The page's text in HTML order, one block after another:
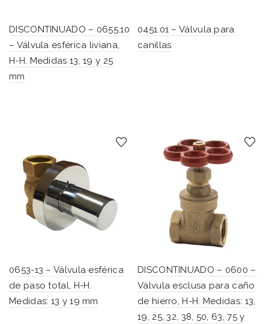
DISCONTINUADO – 0655.10
– Válvula esférica liviana,
H-H. Medidas 13, 19 y 25
mm
0451.01 – Válvula para
canillas
0653-13 – Válvula esférica
de paso total, H-H.
Medidas: 13 y 19 mm
DISCONTINUADO – 0600 –
Válvula esclusa para caño
de hierro, H-H. Medidas: 13,
19, 25, 32, 38, 50, 63, 75 y